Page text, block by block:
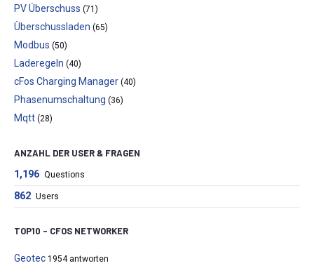
PV Überschuss (71)
Überschussladen (65)
Modbus (50)
Laderegeln (40)
cFos Charging Manager (40)
Phasenumschaltung (36)
Mqtt (28)
ANZAHL DER USER & FRAGEN
1,196 Questions
862 Users
TOP10 – CFOS NETWORKER
Geotec 1954 antworten